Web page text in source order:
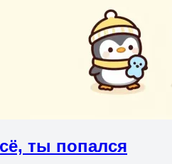
ты попался